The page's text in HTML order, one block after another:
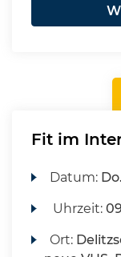
Fit im
Datum: Do.
Uhrzeit:
Ort: